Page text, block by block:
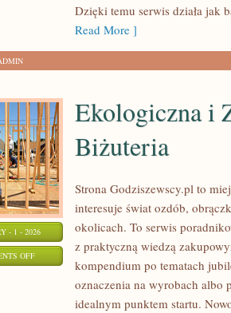
Dzięki temu serwis działa jak
Read More ]
- 1 - 2026
OFFON
Ekologiczna i
Biżuteria
Strona Godziszewscy.pl to
interesuje świat ozdób,
okolicach. To serwis
z praktyczną wiedzą
kompendium po tematach
oznaczenia na wyrobach albo
idealnym punktem startu.